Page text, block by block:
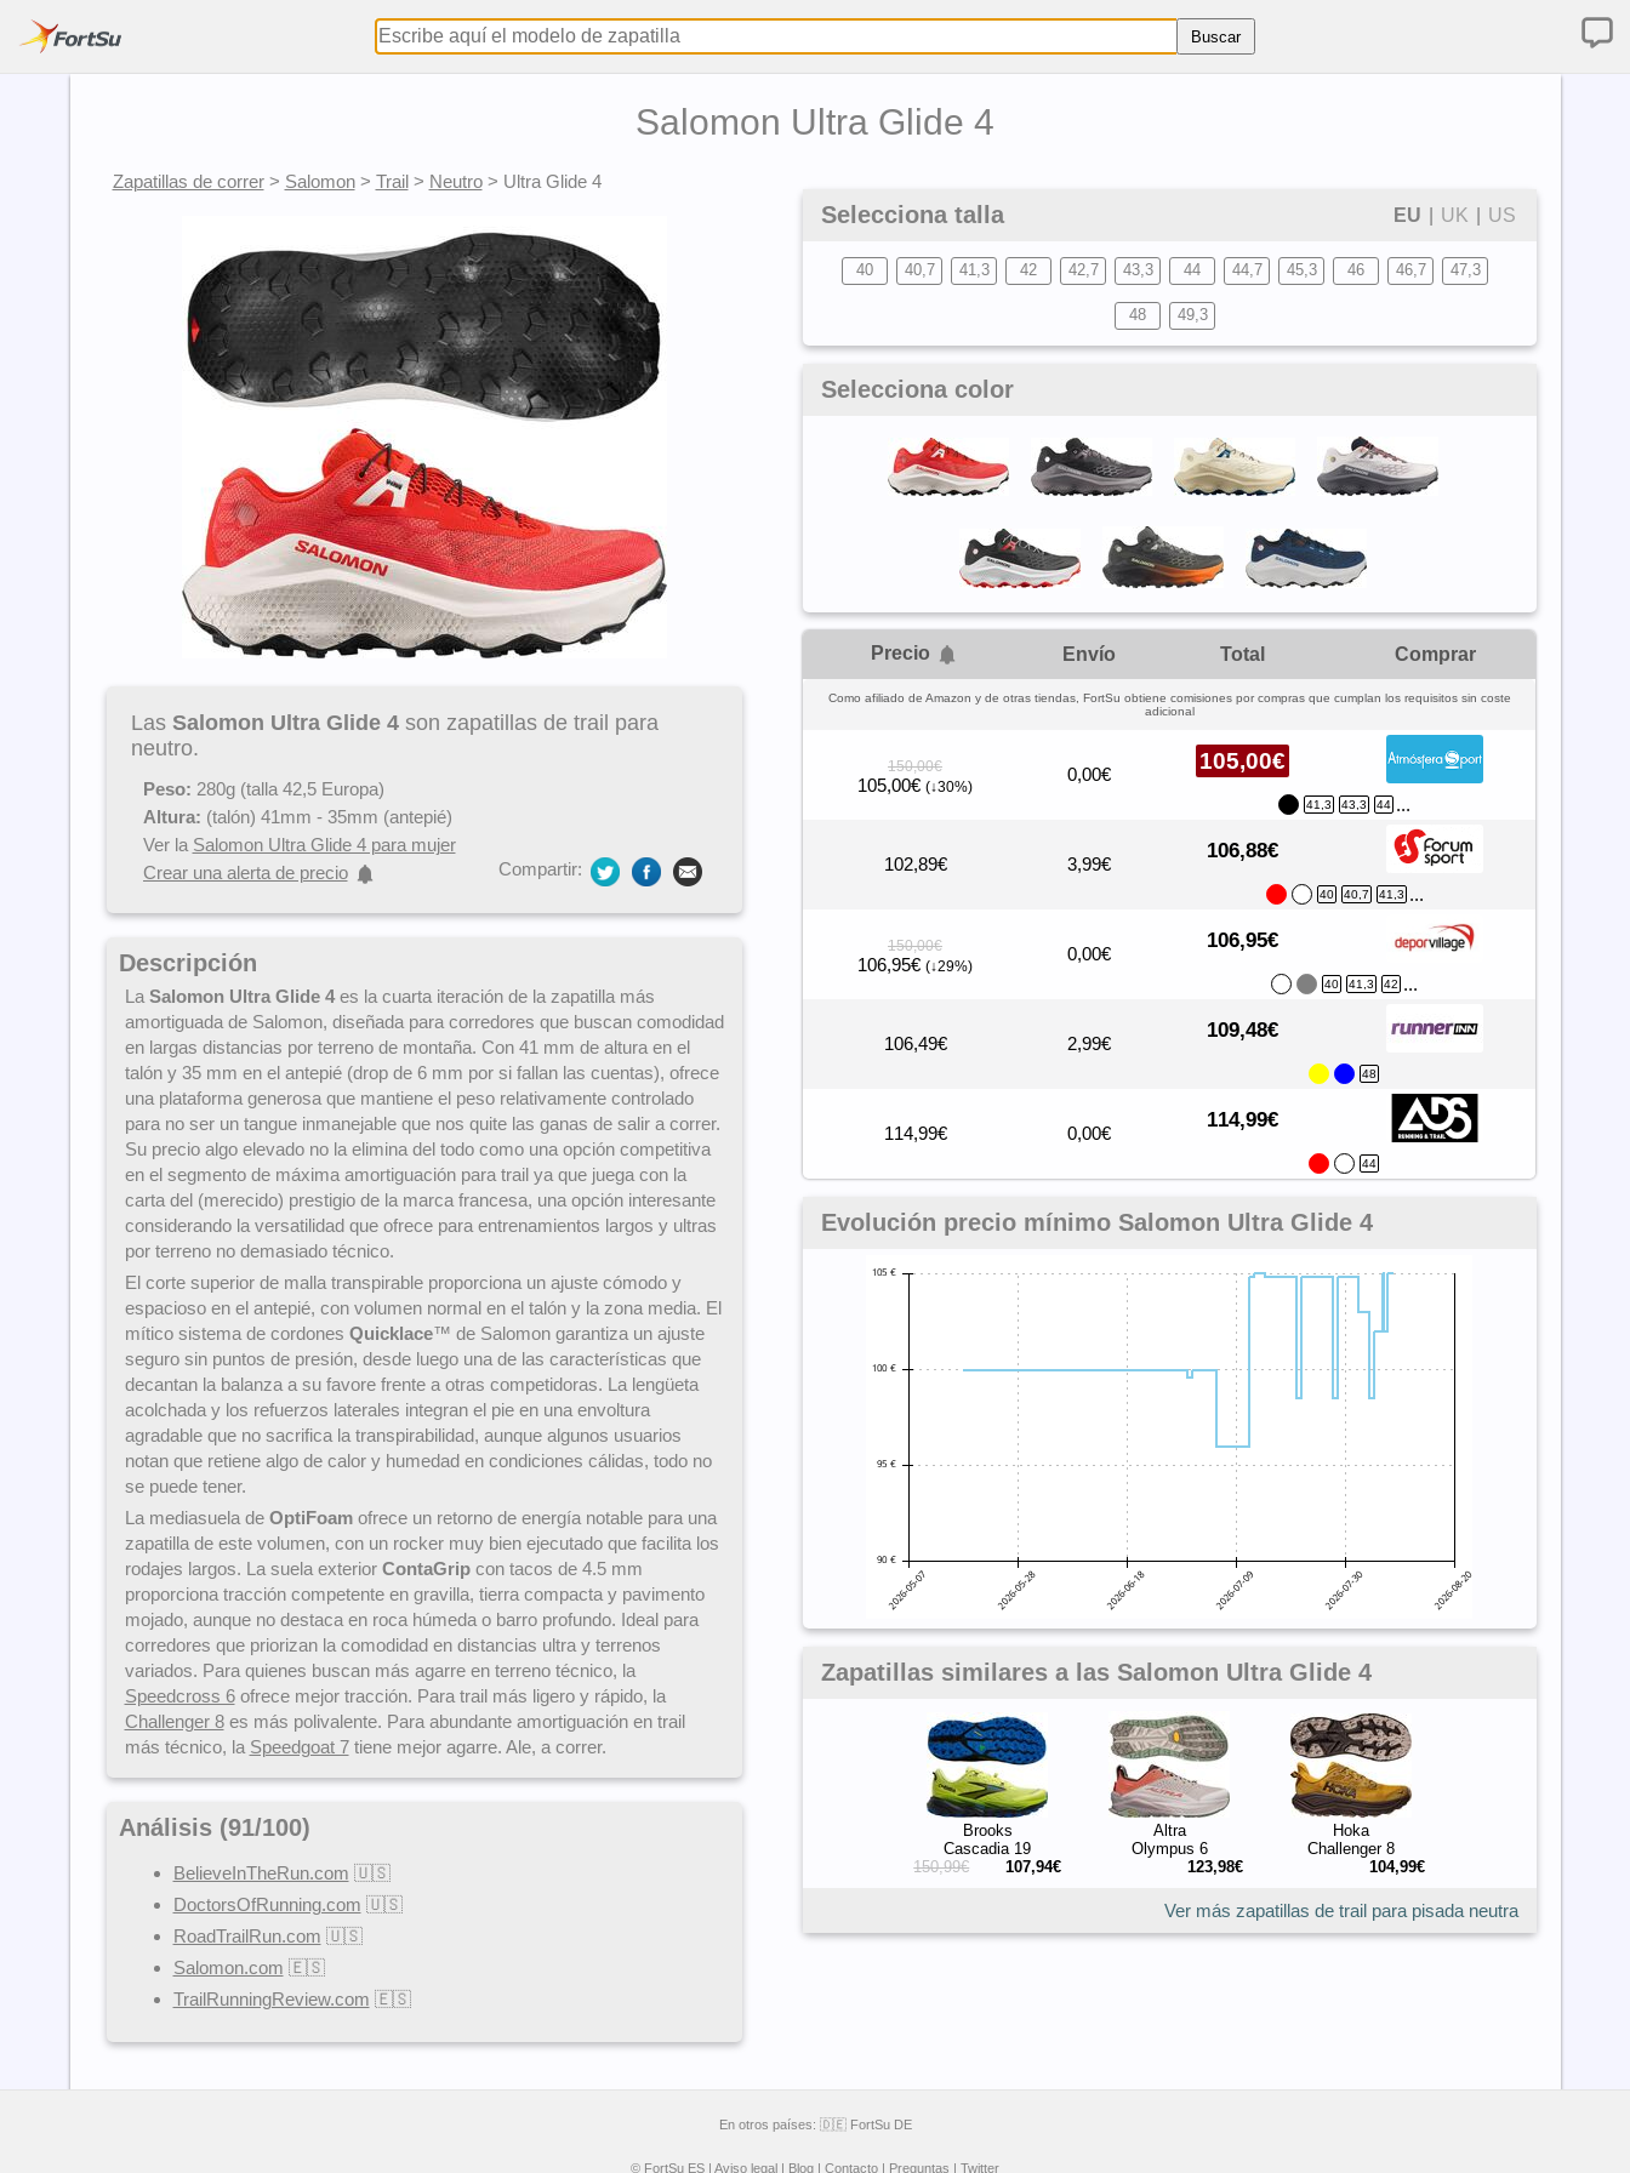
Salomon Ultra Glide 4
Zapatillas de correr> Salomon> Trail> Neutro> Ultra Glide 4
Las Salomon Ultra Glide 4son zapatillas de trail para
neutro.
Peso: 280g (talla 42,5 Europa)
Altura: (talón) 41mm - 35mm (antepié)
Ver la Salomon Ultra Glide 4 para mujer
Crear una alerta de precio
Compartir:
Descripción
La Salomon Ultra Glide 4es la cuarta iteración de la zapatilla más
amortiguada de Salomon, diseñada para corredores que buscan comodidad
en largas distancias por terreno de montaña. Con 41 mm de altura en el
talón y 35 mm en el antepié (drop de 6 mm por si fallan las cuentas), ofrece
una plataforma generosa que mantiene el peso relativamente controlado
para no ser un tangue inmanejable que nos quite las ganas de salir a correr.
Su precio algo elevado no la elimina del todo como una opción competitiva
en el segmento de máxima amortiguación para trail ya que juega con la
carta del (merecido) prestigio de la marca francesa, una opción interesante
considerando la versatilidad que ofrece para entrenamientos largos y ultras
por terreno no demasiado técnico.
El corte superior de malla transpirable proporciona un ajuste cómodo y
espacioso en el antepié, con volumen normal en el talón y la zona media. El
mítico sistema de cordones Quicklace™ de Salomon garantiza un ajuste
seguro sin puntos de presión, desde luego una de las características que
decantan la balanza a su favore frente a otras competidoras. La lengüeta
acolchada y los refuerzos laterales integran el pie en una envoltura
agradable que no sacrifica la transpirabilidad, aunque algunos usuarios
notan que retiene algo de calor y humedad en condiciones cálidas, todo no
se puede tener.
La mediasuela de OptiFoamofrece un retorno de energía notable para una
zapatilla de este volumen, con un rocker muy bien ejecutado que facilita los
rodajes largos. La suela exterior ContaGripcon tacos de 4.5 mm
proporciona tracción competente en gravilla, tierra compacta y pavimento
mojado, aunque no destaca en roca húmeda o barro profundo. Ideal para
corredores que priorizan la comodidad en distancias ultra y terrenos
variados. Para quienes buscan más agarre en terreno técnico, la
Speedcross 6ofrece mejor tracción. Para trail más ligero y rápido, la
Challenger 8es más polivalente. Para abundante amortiguación en trail
más técnico, la Speedgoat 7tiene mejor agarre. Ale, a correr.
Análisis (91/100)
BelieveInTheRun.com 🇺🇸
DoctorsOfRunning.com 🇺🇸
RoadTrailRun.com 🇺🇸
Salomon.com 🇪🇸
TrailRunningReview.com 🇪🇸
Selecciona talla EU UK US
40 40,7 41,3 42 42,7 43,3 44 44,7 45,3 46 46,7 47,3
48 49,3
Selecciona color
Precio Envío Total Comprar
Como afiliado de Amazon y de otras tiendas, FortSu obtiene comisiones por compras que cumplan los requisitos sin coste
adicional
150,00€
105,00€ (↓30%)
0,00€
105,00€
41,3 43,3 44 ...
102,89€ 3,99€
106,88€
40 40,7 41,3 ...
150,00€
106,95€ (↓29%)
0,00€
106,95€
40 41,3 42 ...
106,49€ 2,99€
109,48€
48
114,99€ 0,00€
114,99€
44
Evolución precio mínimo Salomon Ultra Glide 4
Zapatillas similares a las Salomon Ultra Glide 4
Brooks
Cascadia 19
150,99€
107,94€
Altra
Olympus 6
123,98€
Hoka
Challenger 8
104,99€
Ver más zapatillas de trail para pisada neutra
En otros países: 🇩🇪 FortSu DE
© FortSu ES | Aviso legal | Blog | Contacto | Preguntas | Twitter